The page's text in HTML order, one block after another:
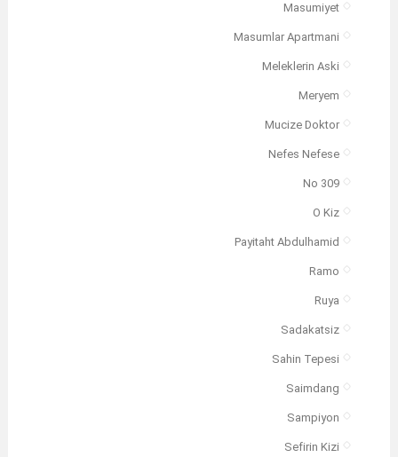
Masumiyet
Masumlar Apartmani
Meleklerin Aski
Meryem
Mucize Doktor
Nefes Nefese
No 309
O Kiz
Payitaht Abdulhamid
Ramo
Ruya
Sadakatsiz
Sahin Tepesi
Saimdang
Sampiyon
Sefirin Kizi